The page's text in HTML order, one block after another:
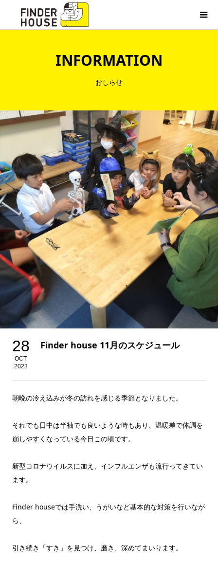
INFORMATION
おしらせ
28
OCT
2023
Finder house 11月のスケジュール
朝晩の冷え込みが冬の訪れを感じる季節となりました。
それでも日中は半袖でも良いような時もあり、温暖差で体調を
崩しやすくなっている今日この頃です。
新型コロナウイルスに加え、インフルエンザも流行ってきてい
ます。
Finder houseでは手洗い、うがいなど基本的な対策を行いなが
ら、
引き続き「すき」を見つけ、磨き、深めてまいります。